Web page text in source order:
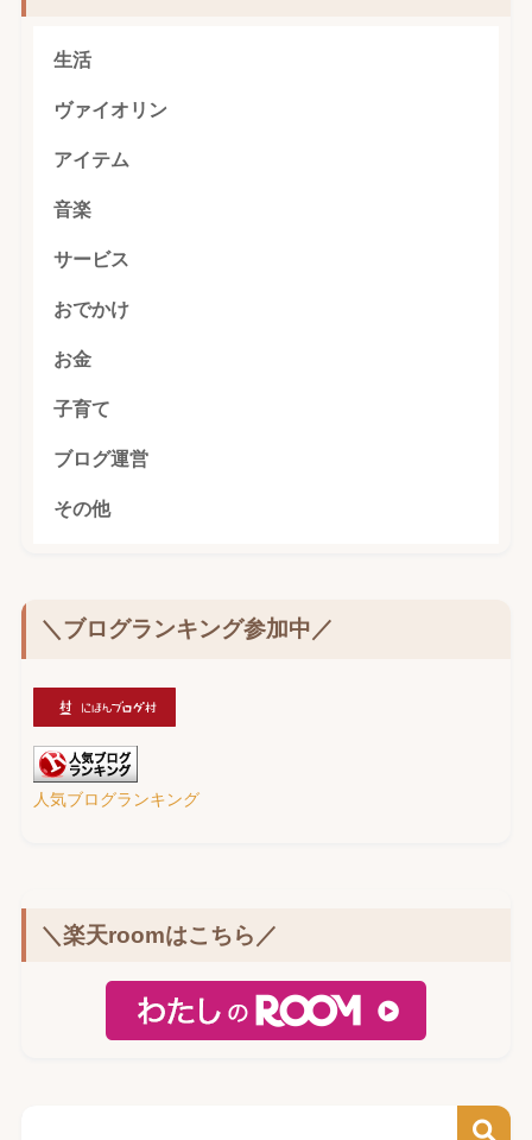
生活
ヴァイオリン
アイテム
音楽
サービス
おでかけ
お金
子育て
ブログ運営
その他
＼ブログランキング参加中／
人気ブログランキング
＼楽天roomはこちら／